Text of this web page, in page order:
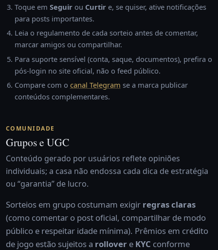
Toque em Seguirou Curtire, se quiser, ative notificações
para posts importantes.
Leia o regulamento de cada sorteio antes de comentar,
marcar amigos ou compartilhar.
Para suporte sensível (conta, saque, documentos), prefira o
pós-login no site oficial, não o feed público.
Compare com o canal Telegram se a marca publicar
conteúdos complementares.
COMUNIDADE
Grupos e UGC
Conteúdo gerado por usuários reflete opiniões
individuais; a casa não endossa cada dica de estratégia
ou “garantia” de lucro.
Sorteios em grupo costumam exigir regras claras
(como comentar o post oficial, compartilhar de modo
público e respeitar idade mínima). Prêmios em crédito
de jogo estão sujeitos a rollover e KYC conforme